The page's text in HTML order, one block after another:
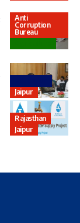
Anti
Corruption
Bureau
Jaipur
Rajasthan
Jaipur